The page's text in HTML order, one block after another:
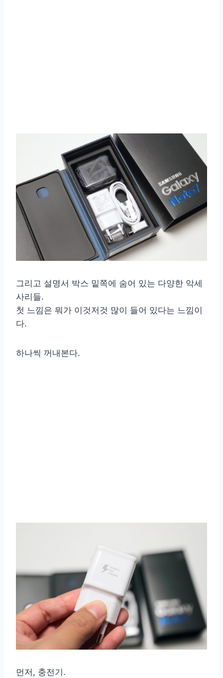
그리고 설명서 박스 밑쪽에 숨어 있는 다양한 악세
사리들.
첫 느낌은 뭐가 이것저것 많이 들어 있다는 느낌이
다.
하나씩 꺼내본다.
먼저, 충전기.